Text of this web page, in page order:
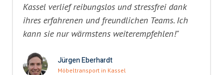
Kassel verlief reibungslos und stressfrei dank
ihres erfahrenen und freundlichen Teams. Ich
kann sie nur wärmstens weiterempfehlen!"
Jürgen Eberhardt
Möbeltransport in Kassel